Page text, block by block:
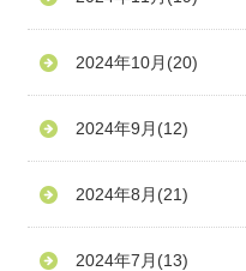
2024年10月 (20)
2024年9月 (12)
2024年8月 (21)
2024年7月 (13)